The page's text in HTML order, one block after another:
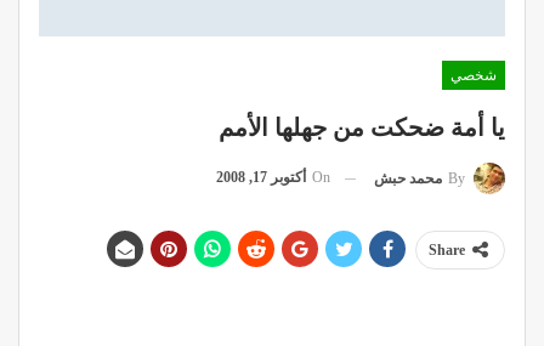
شخصي
يا أمة ضحكت من جهلها الأمم
By محمد حبش On أكتوبر 17, 2008
Share